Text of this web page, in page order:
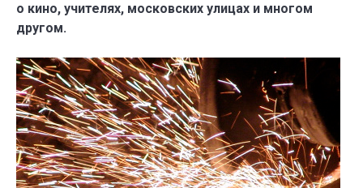
о кино, учителях, московских улицах и многом
другом.